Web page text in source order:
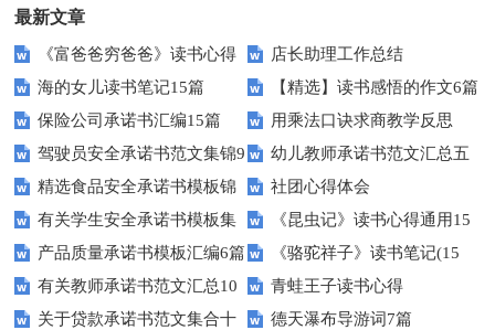
最新文章
《富爸爸穷爸爸》读书心得
店长助理工作总结
海的女儿读书笔记15篇
【精选】读书感悟的作文6篇
保险公司承诺书汇编15篇
用乘法口诀求商教学反思
驾驶员安全承诺书范文集锦9
篇
幼儿教师承诺书范文汇总五
篇
精选食品安全承诺书模板锦
集七篇
社团心得体会
有关学生安全承诺书模板集
合十篇
《昆虫记》读书心得通用15
篇
产品质量承诺书模板汇编6篇
《骆驼祥子》读书笔记(15
篇)
有关教师承诺书范文汇总10
篇
青蛙王子读书心得
关于贷款承诺书范文集合十
德天瀑布导游词7篇